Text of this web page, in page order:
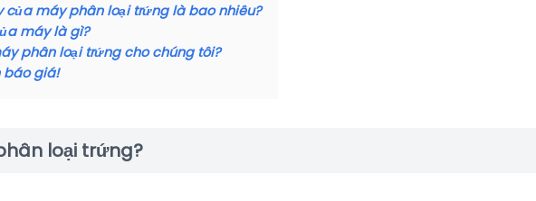
của máy phân loại trứng là bao nhiêu?
máy là gì?
phân loại trứng cho chúng tôi?
báo giá!
loại trứng?